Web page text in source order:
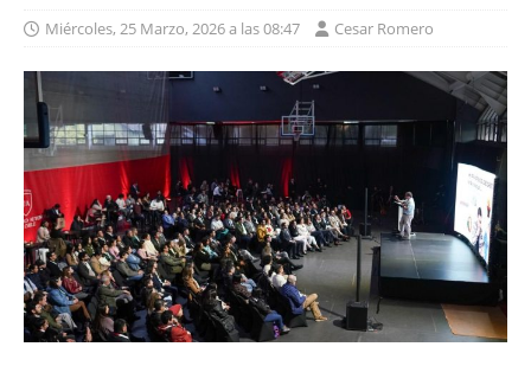
Miércoles, 25 Marzo, 2026 a las 08:47 Cesar Romero